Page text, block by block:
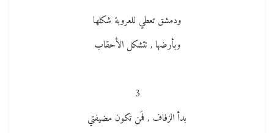
ودمشق تعطي للعروبة شكلها
وبأرضها , تتشكل الأحقاب
3
بدأ الزفاف , فمَن تكون مضيفتي